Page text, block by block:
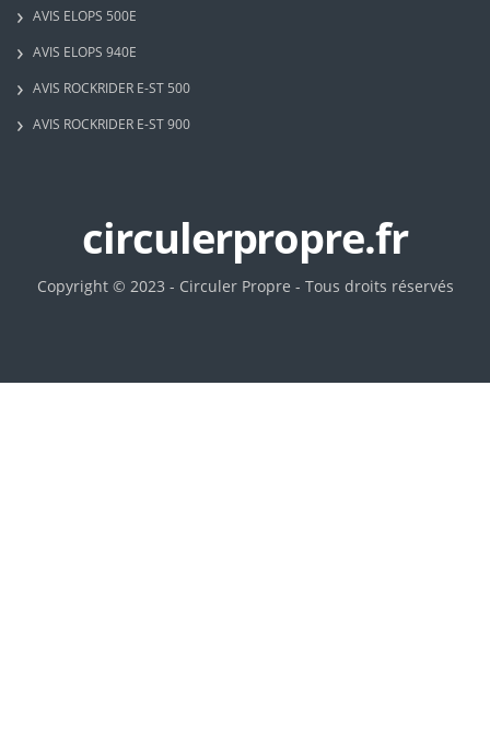
AVIS ELOPS 500E
AVIS ELOPS 940E
AVIS ROCKRIDER E-ST 500
AVIS ROCKRIDER E-ST 900
circulerpropre.fr
Copyright © 2023 - Circuler Propre - Tous droits réservés